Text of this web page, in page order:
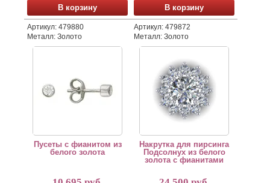
В корзину
Артикул: 479880
Металл: Золото
В корзину
Артикул: 479872
Металл: Золото
Пусеты с фианитом из белого золота
Пусеты с фианитом из
белого золота
Ювелирная накрутка для
В этом минималистичном и
Общий диаметр накрутки 6,5
Мы можем также изготовить
Накрутка для пирсинга
Подсолнух из белого
золота с фианитами